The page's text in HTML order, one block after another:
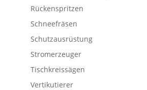
Rückenspritzen
Schneefräsen
Schutzausrüstung
Stromerzeuger
Tischkreissägen
Vertikutierer